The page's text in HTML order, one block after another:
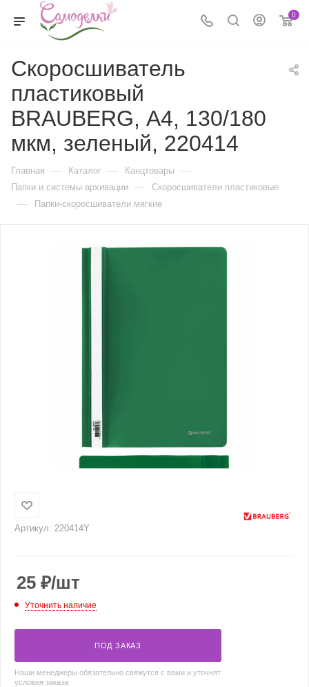
0
Скоросшиватель
пластиковый
BRAUBERG, А4, 130/180
мкм, зеленый, 220414
Главная — Каталог — Канцтовары —
Папки и системы архивации — Скоросшиватели пластиковые
— Папки-скоросшиватели мягкие
Артикул: 220414Y
25 ₽/шт
Уточнить наличие
ПОД ЗАКАЗ
Наши менеджеры обязательно свяжутся с вами и уточнят
условия заказа